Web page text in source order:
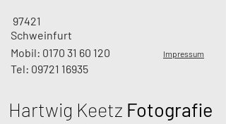
97421
Schweinfurt
Mobil: 0170 31 60 120
Tel: 09721 16935
Impressum
Hartwig Keetz Fotografie